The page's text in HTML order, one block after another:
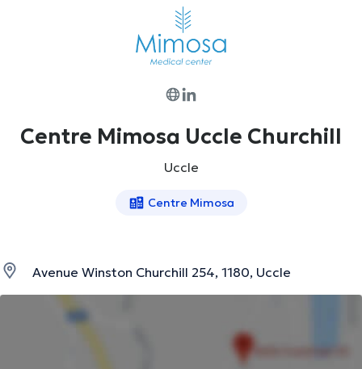
Centre Mimosa Uccle Churchill
Uccle
Centre Mimosa
Avenue Winston Churchill 254, 1180, Uccle